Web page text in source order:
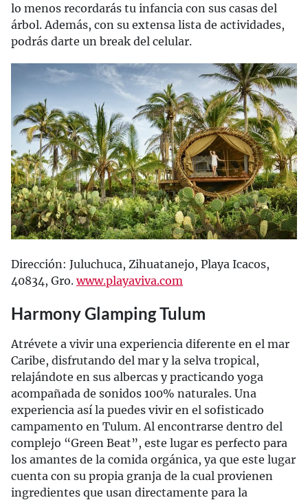
lo menos recordarás tu infancia con sus casas del
árbol. Además, con su extensa lista de actividades,
podrás darte un break del celular.
Dirección: Juluchuca, Zihuatanejo, Playa Icacos,
40834, Gro.www.playaviva.com
Harmony Glamping Tulum
Atrévete a vivir una experiencia diferente en el mar
Caribe, disfrutando del mar y la selva tropical,
relajándote en sus albercas y practicando yoga
acompañada de sonidos 100% naturales. Una
experiencia así la puedes vivir en el sofisticado
campamento en Tulum. Al encontrarse dentro del
complejo “Green Beat”, este lugar es perfecto para
los amantes de la comida orgánica, ya que este lugar
cuenta con su propia granja de la cual provienen
ingredientes que usan directamente para la